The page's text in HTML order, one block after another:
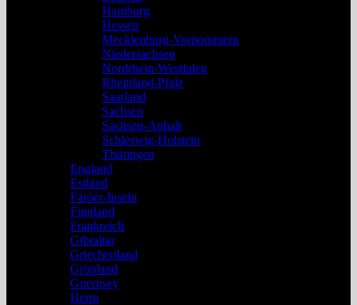
Hamburg
Hessen
Mecklenburg-Vorpommern
Niedersachsen
Nordrhein-Westfalen
Rheinland-Pfalz
Saarland
Sachsen
Sachsen-Anhalt
Schleswig-Holstein
Thüringen
England
Estland
Färöer-Inseln
Finnland
Frankreich
Gibraltar
Griechenland
Grönland
Guernsey
Herm